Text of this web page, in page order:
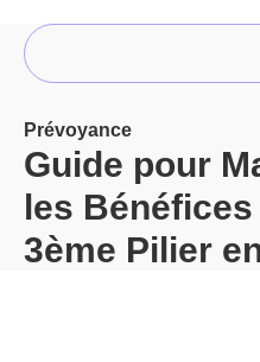
Prévoyance
Guide pour
les Bénéfices
3ème Pilier